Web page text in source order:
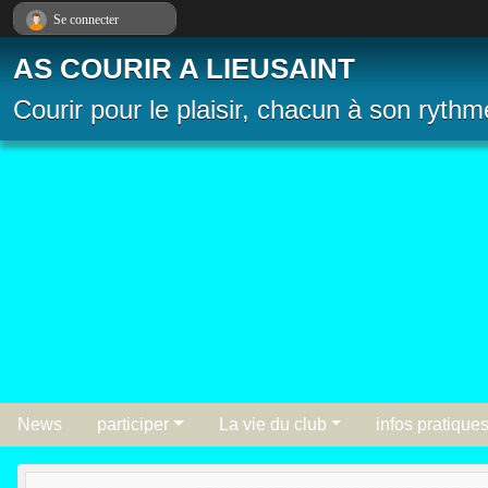
AS COURIR A LIEUSAINT
Courir pour le plaisir, chacun à son
News participer La vie du club infos pratiques
Se connecter
Panneau de gestion des cookies